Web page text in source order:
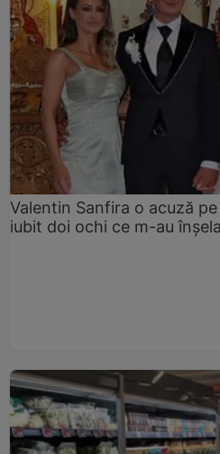
Valentin Sanfira o acuză
iubit doi ochi ce m-au